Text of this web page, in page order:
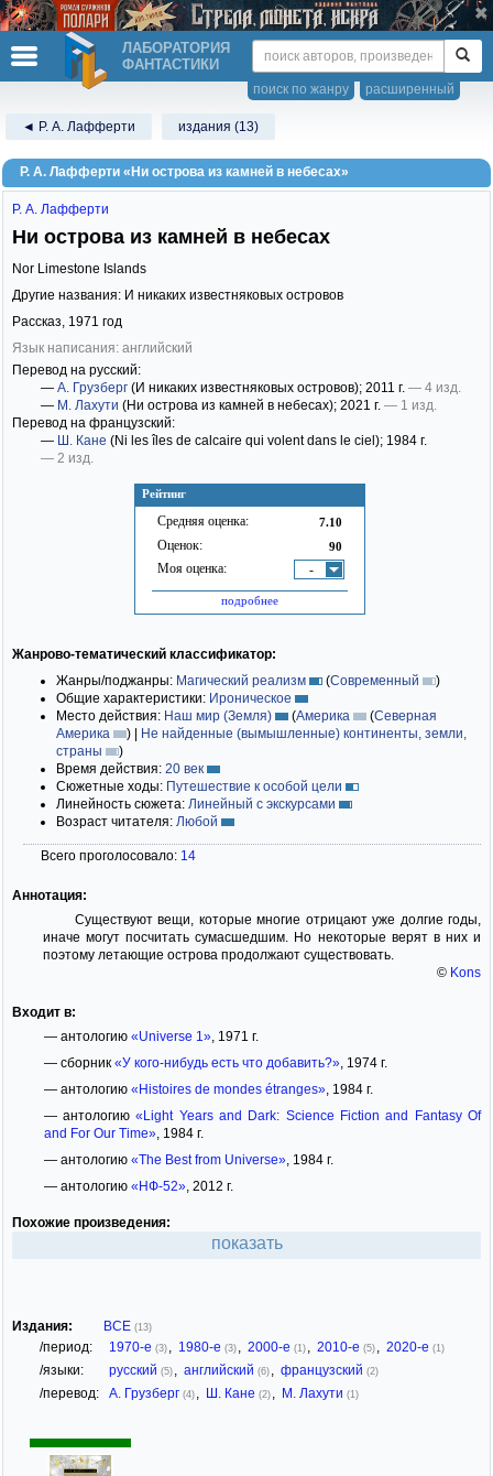
ЛАБОРАТОРИЯ
ФАНТАСТИКИ
расширенный
поиск по жанру
◄ Р. А. Лафферти издания (13)
Р. А. Лафферти «Ни острова из камней в небесах»
Рейтинг
Средняя оценка: 7.10
Оценок: 90
Моя оценка: -
подробнее
Р. А. Лафферти
Ни острова из камней в небесах
Nor Limestone Islands
Другие названия: И никаких известняковых островов
Рассказ, 1971 год
Язык написания: английский
Перевод на русский:
— А. Грузберг (И никаких известняковых островов); 2011 г. — 4 изд.
— М. Лахути (Ни острова из камней в небесах); 2021 г. — 1 изд.
Перевод на французский:
— Ш. Кане (Ni les îles de calcaire qui volent dans le ciel); 1984 г.
— 2 изд.
Жанрово-тематический классификатор:
Жанры/поджанры: Магический реализм (Современный
)
Общие характеристики: Ироническое
Место действия: Наш мир (Земля) (Америка (Северная
Америка
) | Не найденные (вымышленные) континенты, земли,
страны
)
Время действия: 20 век
Сюжетные ходы: Путешествие к особой цели
Линейность сюжета: Линейный с экскурсами
Возраст читателя: Любой
Всего проголосовало: 14
Аннотация:
Существуют вещи, которые многие отрицают уже долгие годы,
иначе могут посчитать сумасшедшим. Но некоторые верят в них и
поэтому летающие острова продолжают существовать.
© Kons
Входит в:
— антологию «Universe 1», 1971 г.
— сборник «У кого-нибудь есть что добавить?», 1974 г.
— антологию «Histoires de mondes étranges», 1984 г.
— антологию«Light Years and Dark: Science Fiction and Fantasy Of
and For Our Time», 1984 г.
— антологию «The Best from Universe», 1984 г.
— антологию «НФ-52», 2012 г.
Похожие произведения:
показать
Издания: ВСЕ (13)
/период: 1970-е (3) , 1980-е (3) , 2000-е (1) , 2010-е (5) , 2020-е (1)
/языки: русский (5) , английский (6) , французский (2)
/перевод: А. Грузберг (4) , Ш. Кане (2) , М. Лахути (1)